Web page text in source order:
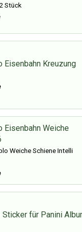
Stück
Eisenbahn Kreuzung
Eisenbahn Weiche
Weiche Schiene Intelli
Sticker für Panini